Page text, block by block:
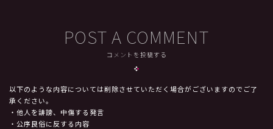
POST A COMMENT
コメントを投稿する
以下のような内容については削除させていただく場合がございますのでご了
承ください。
・他人を誹謗、中傷する発言
・公序良俗に反する内容